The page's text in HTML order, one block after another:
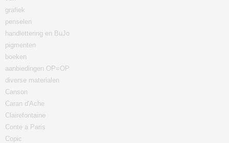
grafiek
penselen
handlettering en BuJo
pigmenten
boeken
aanbiedingen OP=OP
diverse materialen
Canson
Caran d'Ache
Clairefontaine
Conte a Paris
Copic